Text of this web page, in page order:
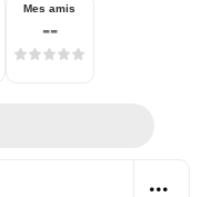
Mes amis
--